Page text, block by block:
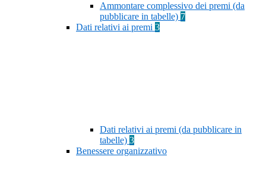
Ammontare complessivo dei premi (da
pubblicare in tabelle) 7
Dati relativi ai premi 3
Dati relativi ai premi (da pubblicare in
tabelle) 3
Benessere organizzativo